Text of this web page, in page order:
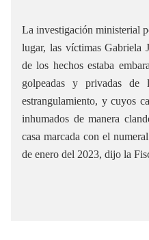
La investigación ministerial
lugar, las víctimas Gabriela
de los hechos estaba
golpeadas y privadas
estrangulamiento, y cuyos
inhumados de manera
casa marcada con el
de enero del 2023, dijo la